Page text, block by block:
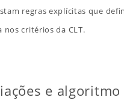
regras explícitas que
critérios da CLT.
e